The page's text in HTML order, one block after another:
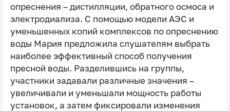
опреснения – дистилляции, обратного осмоса и
электродиализа. С помощью модели АЭС и
уменьшенных копий комплексов по опреснению
воды Мария предложила слушателям выбрать
наиболее эффективный способ получения
пресной воды. Разделившись на группы,
участники задавали различные значения –
увеличивали и уменьшали мощность работы
установок, а затем фиксировали изменения